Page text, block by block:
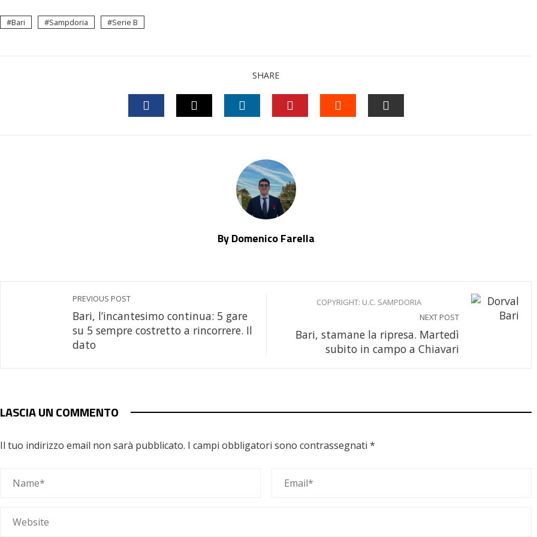
Bari Sampdoria Serie B
SHARE
By Domenico Farella
PREVIOUS POST
Bari, l’incantesimo continua: 5 gare
su 5 sempre costretto a rincorrere. Il
dato
COPYRIGHT: U.C. SAMPDORIA
NEXT POST
Bari, stamane la ripresa. Martedì
subito in campo a Chiavari
LASCIA UN COMMENTO
Il tuo indirizzo email non sarà pubblicato. I campi obbligatori sono contrassegnati *